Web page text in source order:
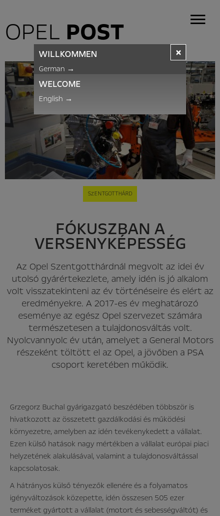
OPEL POST
SZENTGOTTHÁRD
FÓKUSZBAN A
VERSENYKÉPESSÉG
Az Opel Szentgotthárdnál megvolt az idei év
utolsó gyárértekezlete, amely idén is jó alkalom
volt visszatekinteni az év történéseire és elért az
eredményekre. A 2017-es év meghatározó
eseménye az egész Opel szervezet számára
természetesen a tulajdonosváltás volt.
Nyolcvannyolc év után, amelyet a General Motors
részeként töltött el az Opel, a jövőben a PSA
csoport keretében működik.
Grzegorz Buchal gyárigazgató beszédében többször is
hivatkozott az összetett gazdálkodási és működési
környezetre, amelyben az idén tevékenykedett a vállalat.
Ezen külső hatások nagy mértékben a vállalat európai piaci
helyzetének alakulásával, valamint a tulajdonosváltással
kapcsolatosak.
A hátrányos külső tényezők ellenére és a folyamatos
igényváltozások közepette, idén összesen 505 ezer
terméket gyártott a vállalat (motort és sebességváltót) és
×
WILLKOMMEN
German →
WELCOME
English →